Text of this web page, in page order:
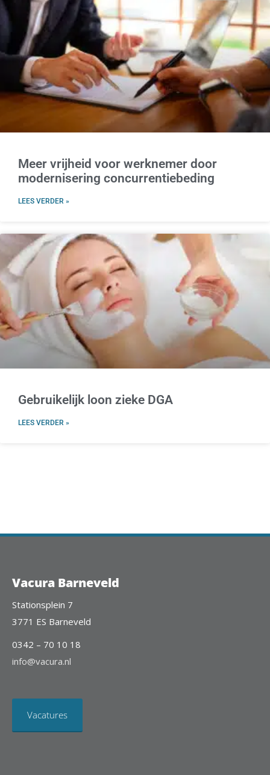
Meer vrijheid voor werknemer door
modernisering concurrentiebeding
LEES VERDER »
Gebruikelijk loon zieke DGA
LEES VERDER »
Vacura Barneveld
Stationsplein 7
3771 ES Barneveld
0342 – 70 10 18
info@vacura.nl
Vacatures